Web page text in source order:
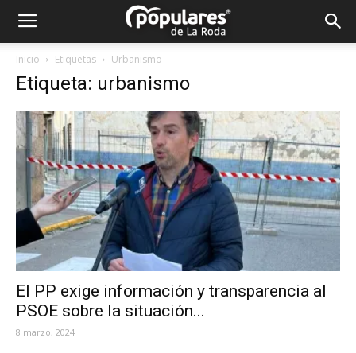
Partido
Popular
Inicio Etiquetas Urbanismo
Etiqueta: urbanismo
El PP exige información y transparencia al
PSOE sobre la situación...
8 marzo, 2024